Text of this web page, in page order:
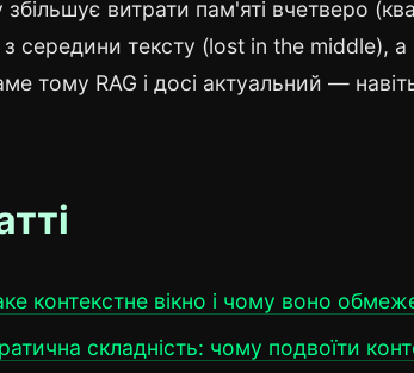
витрати пам'яті вчетверо
середини тексту (lost in the middle),
тому RAG і досі актуальний —
контекстне вікно і чому воно
складність: чому подвоїти